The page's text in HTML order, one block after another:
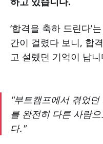
‘합격을 축하 드린다’
간이 걸렸다 보니, 합
고 설렜던 기억이 납니
"부트캠프에서 겪었
를 완전히 다른 사람
다."